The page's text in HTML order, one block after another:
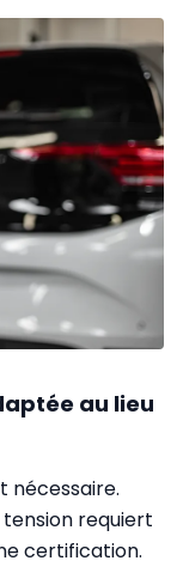
au lieu
nécessaire.
requiert
certification.